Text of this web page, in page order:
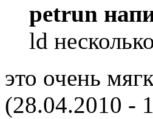
petrun
ld
это очень
(28.04.2010 -